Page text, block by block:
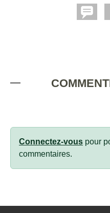
Connectez-vous pour
commentaires.